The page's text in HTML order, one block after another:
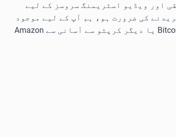
اور ویڈیو اسٹریمنگ سروسز کے لیے
کی ضرورت ہو، ہم آپ کے لیے موجود
ہیں۔ مثال کے طور پر، آپ کو تقریباً ہر وہ چیز حاصل کرنے کے لیے جس کی آپ کو ضرورت ہے، Bitcoin یا دیگر کرپٹو سے آسانی سے Amazon